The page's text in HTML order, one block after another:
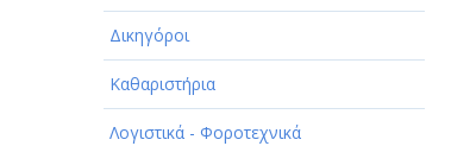
ΕΚΠΑΙΔΕΥΣΗ - ΣΧΟΛΕΣ
ΕΜΠΟΡΙΟ - ΕΜΠΟΡΙΚΑ ΚΑΤΑΣΤΗΜΑΤΑ
ΕΡΓΟΣΤΑΣΙΑ - ΒΙΟΜΗΧΑΝΙΕΣ
Δικηγόροι
Καθαριστήρια
Λογιστικά - Φοροτεχνικά